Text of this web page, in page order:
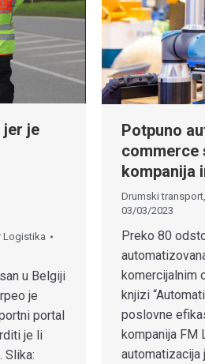
jer je
Logistika
u Belgiji
je
portal
je li
Slika:
Potpuno
commerce
kompanija
Drumski transport,
03/03/2023
Preko 80
komercijalnim
knjizi
poslovne
kompanija FM
automatizacija